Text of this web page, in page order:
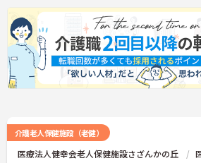
■ 未経験から介護職を目指せる環境
介護の知識がなくてもスタートしやすい環
・経験不問で応募できます
・丁寧な教育体制があります
介護老人保健施設（老健）
医療法人健幸会老人保健施設さざんかの丘